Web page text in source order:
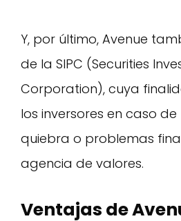
Y, por último, Avenue
de la SIPC (Securities
Corporation), cuya
los inversores en caso
quiebra o problemas
agencia de valores.
Ventajas de